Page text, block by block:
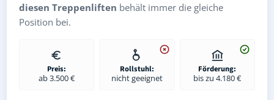
diesen Treppenliften behält immer die gleiche
Position bei.
Preis:
ab 3.500 €
Rollstuhl:
nicht geeignet
Förderung:
bis zu 4.180 €